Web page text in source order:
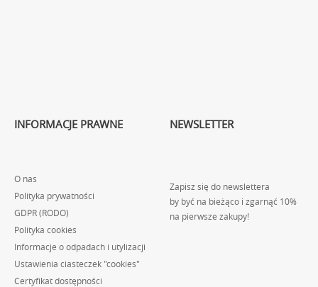
INFORMACJE PRAWNE
O nas
Polityka prywatności
GDPR (RODO)
Polityka cookies
Informacje o odpadach i utylizacji
Ustawienia ciasteczek "cookies"
Certyfikat dostępności
NEWSLETTER
Zapisz się do newslettera
by być na bieżąco i zgarnąć 10%
na pierwsze zakupy!